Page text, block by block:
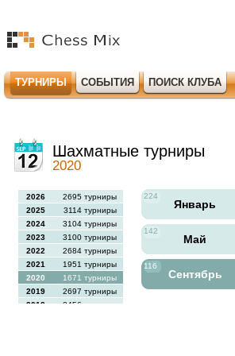
ТУРНИРЫ СОБЫТИЯ ПОИСК КЛУБА
Шахматные турниры
2020
2026
2695 турниры
2025
3114 турниры
2024
3104 турниры
2023
3100 турниры
2022
2684 турниры
2021
1951 турниры
2020
1671 турниры
2019
2697 турниры
2018
2456 турниры
224
Январь
142
Май
116
Сентябрь